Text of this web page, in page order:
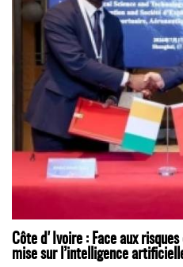
Côte d'Ivoire : Face aux
mise sur l’intelligence